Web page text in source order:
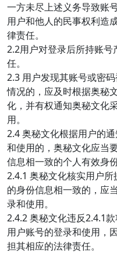
一方未尽上述义务导致账
用户和他人的民事权利造
律责任。
2.2用户对登录后所持账
任。
2.3 用户发现其账号或密
情况的，应及时根据奥秘
化，并有权通知奥秘文化
用。
2.4 奥秘文化根据用户的
和使用的，奥秘文化应当
信息相一致的个人有效身份
2.4.1 奥秘文化核实用户
的身份信息相一致的，应
录和使用。
2.4.2 奥秘文化违反2.4.1
用户账号的登录和使用，
担其相应的法律责任。